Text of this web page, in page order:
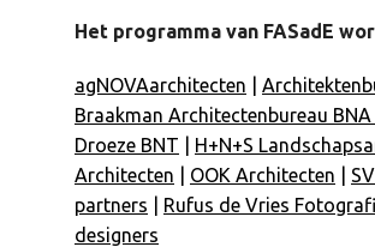
Het programma van FASadE
agNOVAarchitecten
Braakman Architectenbureau BNA
Droeze BNT
H+N+S
Architecten
OOK Architecten
partners
Rufus de Vries
designers